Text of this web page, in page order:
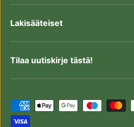
Lakisääteiset
Tilaa uutiskirje tästä!
Maksutavat hyväksytään